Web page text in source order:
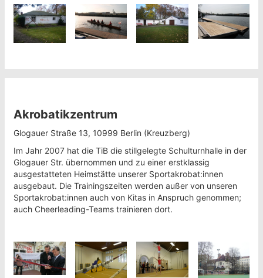
Akrobatikzentrum
Glogauer Straße 13, 10999 Berlin (Kreuzberg)
Im Jahr 2007 hat die TiB die stillgelegte Schulturnhalle in der
Glogauer Str. übernommen und zu einer erstklassig
ausgestatteten Heimstätte unserer Sportakrobat:innen
ausgebaut. Die Trainingszeiten werden außer von unseren
Sportakrobat:innen auch von Kitas in Anspruch genommen;
auch Cheerleading-Teams trainieren dort.